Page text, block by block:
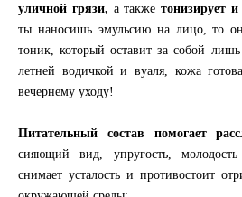
уличной грязи, а также тонизирует
ты наносишь эмульсию на лицо, то
тоник, который оставит за собой
летней водичкой и вуаля, кожа
вечернему уходу!
Питательный состав помогает
сияющий вид, упругость,
снимает усталость и противостоит